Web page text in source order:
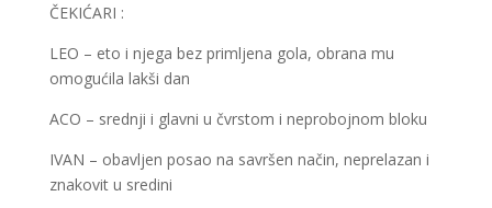
ČEKIĆARI :
LEO – eto i njega bez primljena gola, obrana mu
omogućila lakši dan
ACO – srednji i glavni u čvrstom i neprobojnom bloku
IVAN – obavljen posao na savršen način, neprelazan i
znakovit u sredini